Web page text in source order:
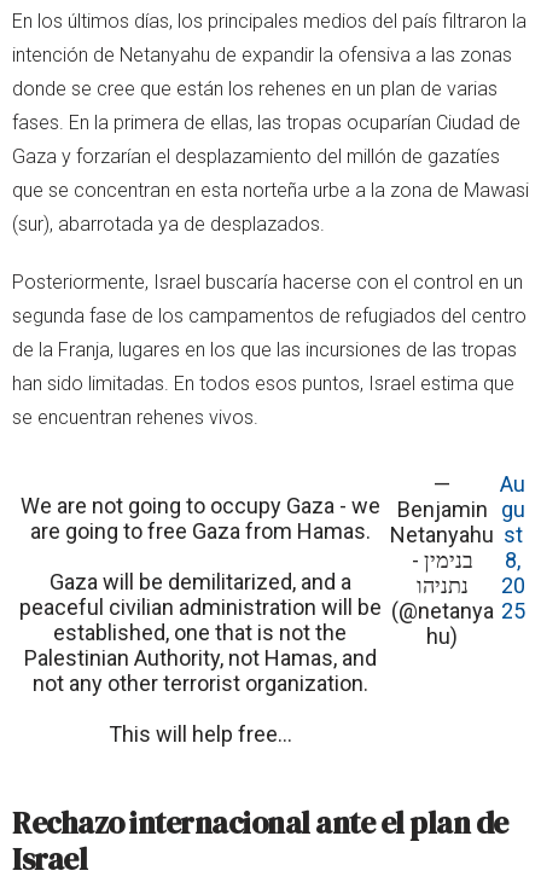
En los últimos días, los principales medios del país filtraron la
intención de Netanyahu de expandir la ofensiva a las zonas
donde se cree que están los rehenes en un plan de varias
fases. En la primera de ellas, las tropas ocuparían Ciudad de
Gaza y forzarían el desplazamiento del millón de gazatíes
que se concentran en esta norteña urbe a la zona de Mawasi
(sur), abarrotada ya de desplazados.
Posteriormente, Israel buscaría hacerse con el control en un
segunda fase de los campamentos de refugiados del centro
de la Franja, lugares en los que las incursiones de las tropas
han sido limitadas. En todos esos puntos, Israel estima que
se encuentran rehenes vivos.
We are not going to occupy Gaza - we
are going to free Gaza from Hamas.
Gaza will be demilitarized, and a
peaceful civilian administration will be
established, one that is not the
Palestinian Authority, not Hamas, and
not any other terrorist organization.
This will help free…
—
Benjamin
Netanyahu
- בנימין
נתניהו
(@netanya
hu)
Au
gu
st
8,
20
25
Rechazo internacional ante el plan de
Israel